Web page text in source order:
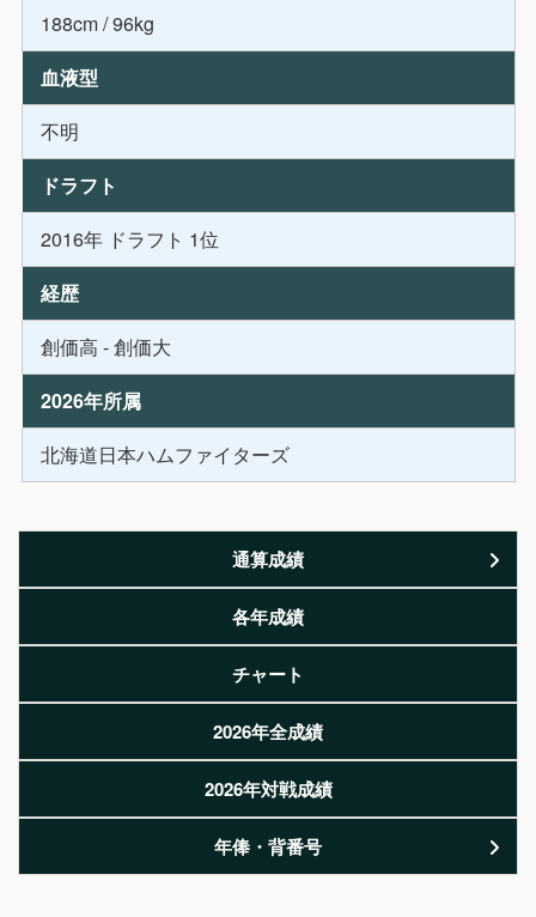
188cm / 96kg
血液型
不明
ドラフト
2016年 ドラフト 1位
経歴
創価高 - 創価大
2026年所属
北海道日本ハムファイターズ
通算成績
各年成績
チャート
2026年全成績
2026年対戦成績
年俸・背番号